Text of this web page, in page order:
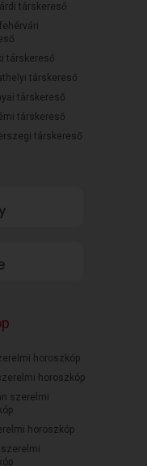
társkereső
társkereső
társkereső
társkereső
társkereső
társkereső
horoszkóp
horoszkóp
szerelmi
horoszkóp
szerelmi